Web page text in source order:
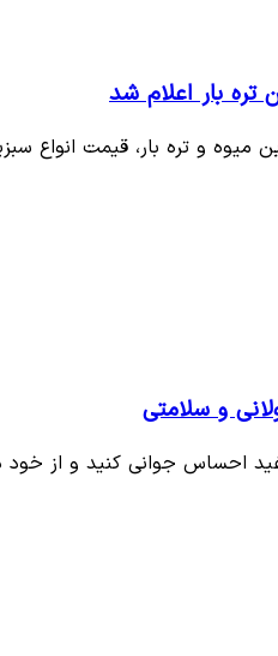
تره بار اعلام شد
میوه و تره بار، قیمت انواع
و سلامتی
احساس جوانی کنید و از خود